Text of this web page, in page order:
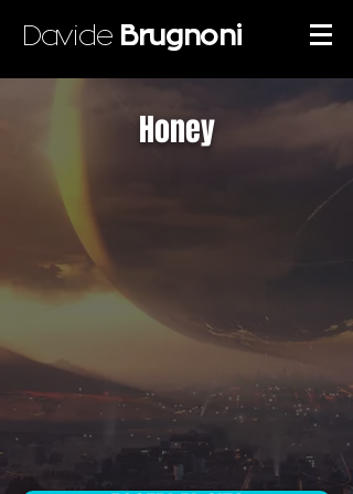
Davide Brugnoni
Honey